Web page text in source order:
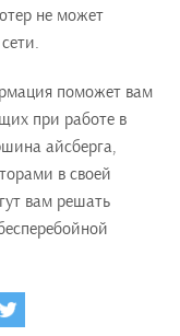
не может
поможет вам
при работе в
айсберга,
в своей
вам решать